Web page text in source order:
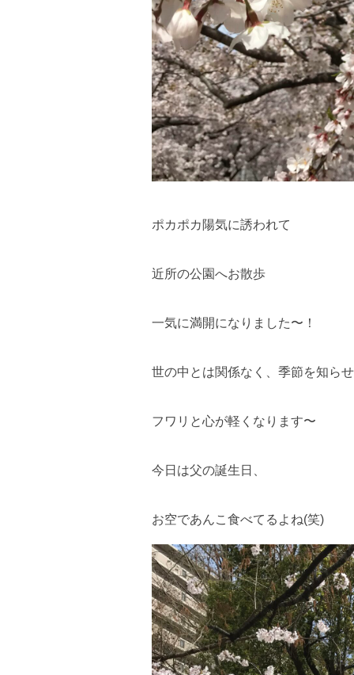
ポカポカ陽気に誘われて
近所の公園へお散歩
一気に満開になりました〜！
世の中とは関係なく、季節を知ら
フワリと心が軽くなります〜
今日は父の誕生日、
お空であんこ食べてるよね(笑)